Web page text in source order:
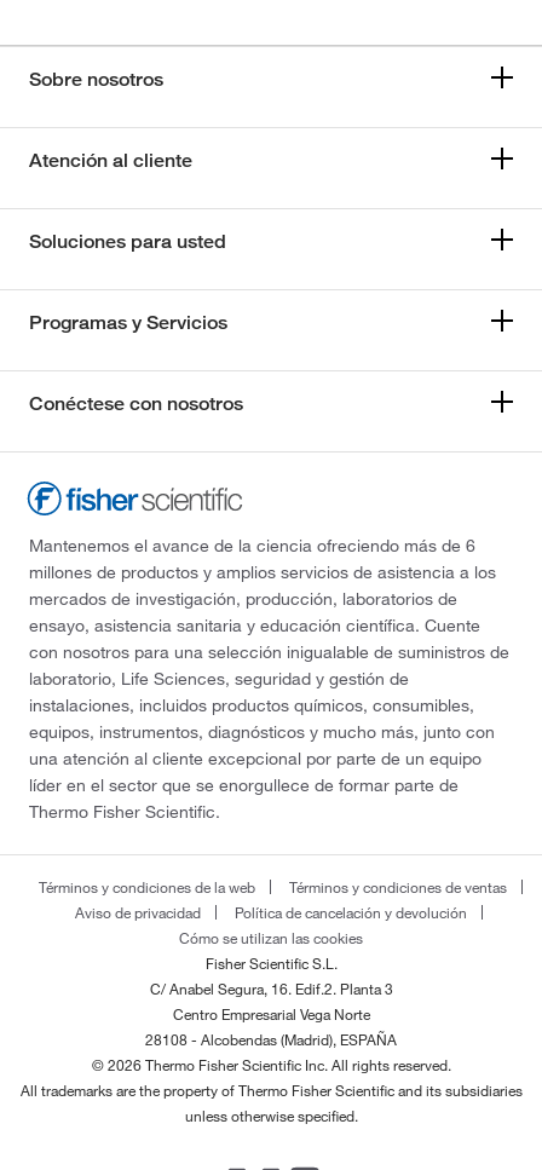
Sobre nosotros
Atención al cliente
Soluciones para usted
Programas y Servicios
Conéctese con nosotros
Mantenemos el avance de la ciencia ofreciendo más de 6
millones de productos y amplios servicios de asistencia a los
mercados de investigación, producción, laboratorios de
ensayo, asistencia sanitaria y educación científica. Cuente
con nosotros para una selección inigualable de suministros de
laboratorio, Life Sciences, seguridad y gestión de
instalaciones, incluidos productos químicos, consumibles,
equipos, instrumentos, diagnósticos y mucho más, junto con
una atención al cliente excepcional por parte de un equipo
líder en el sector que se enorgullece de formar parte de
Thermo Fisher Scientific.
Términos y condiciones de la web
Términos y condiciones de ventas
Aviso de privacidad
Política de cancelación y devolución
Cómo se utilizan las cookies
Fisher Scientific S.L.
C/ Anabel Segura, 16. Edif.2. Planta 3
Centro Empresarial Vega Norte
28108 - Alcobendas (Madrid), ESPAÑA
© 2026 Thermo Fisher Scientific Inc. All rights reserved.
All trademarks are the property of Thermo Fisher Scientific and its subsidiaries
unless otherwise specified.